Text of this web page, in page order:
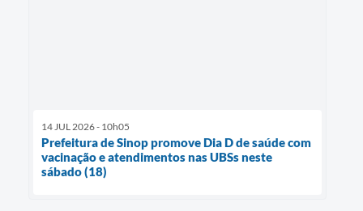
14 JUL 2026 - 10h05
Prefeitura de Sinop promove Dia D de saúde com
vacinação e atendimentos nas UBSs neste
sábado (18)